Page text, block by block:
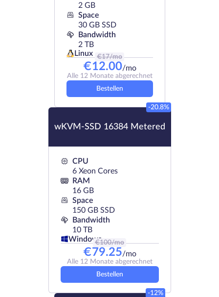
2 GB
Space
30 GB SSD
Bandwidth
2 TB
Linux
€17/mo
€12.00/mo
Alle 12 Monate abgerechnet
Bestellen
wKVM-SSD 16384 Metered
-20.8%
CPU
6 Xeon Cores
RAM
16 GB
Space
150 GB SSD
Bandwidth
10 TB
Windows
€100/mo
€79.25/mo
Alle 12 Monate abgerechnet
Bestellen
-12%